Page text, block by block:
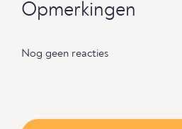
Opmerkingen
Nog geen reacties